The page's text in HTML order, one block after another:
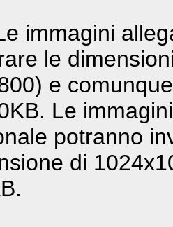
immagini
le
e
Le
potranno
di